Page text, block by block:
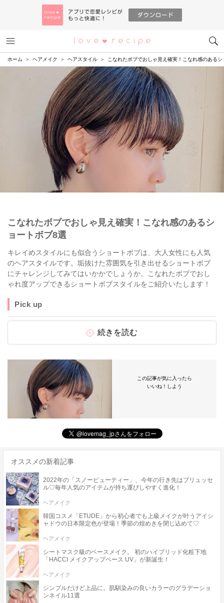
恋愛レシピ
ホーム ヘアメイク ヘアスタイル こなれたボブでおしゃ見え確実！こなれ感のある
こなれたボブでおしゃ見え確実！こなれ感のあるシ
ョートボブ8選
キレイめスタイルにも似合うショートボブは、大人女性にも人気
のヘアスタイルです。垢抜けた雰囲気を引き出せるショートボブ
にチャレンジしてみてはいかかでしょうか。こなれたボブでおし
ゃれ度アップできるショートボブスタイルをご紹介いたします！
Pick up
続きを読む
この記事が気に入ったら
いいね！しよう
オススメの新着記事
2022年の「スノービューティー」、今年の行き先はブリュッセ
ル♡毎年人気のアイテムが持ち運びしやすく進化！
ヘアメイク
韓国コスメ「ETUDE」から初心者でも上級メイクが叶うアイシ
ャドウの日本限定色が登場！季節の煌めきを閉じ込めて♡
ヘアメイク
シートマスク級のベースメイク。 初のハイブリッド化粧下地
「HACCI メイクアップベース UV」が新誕生！
ヘアメイク
シンプルだけど上品に。肌馴染みの良いカラーのグラデーショ
ンネイル11選